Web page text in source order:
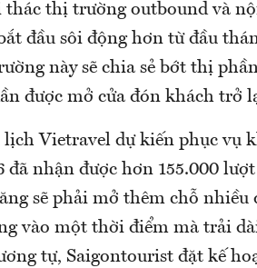
thị trường outbound và
đầu sôi động hơn từ đầu
này sẽ chia sẻ bớt thị
được mở cửa đón khách trở
lịch Vietravel dự kiến phục vụ
đã nhận được hơn 155.000
sẽ phải mở thêm chỗ
vào một thời điểm mà trải
tự, Saigontourist đặt kế